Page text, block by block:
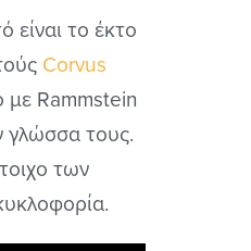
είναι το έκτο
Corvus
με Rammstein
γλώσσα τους.
των